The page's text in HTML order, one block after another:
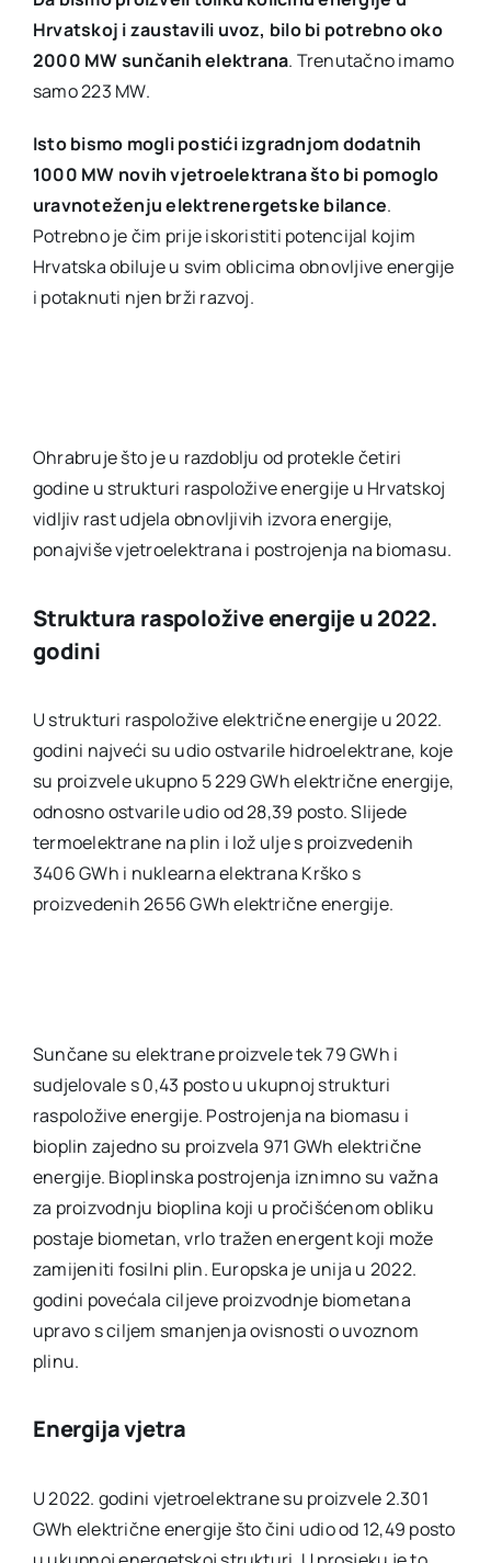
Hrvatskoj i zaustavili uvoz, bilo bi potrebno oko
2000 MW sunčanih elektrana. Trenutačno imamo
samo 223 MW.
Isto bismo mogli postići izgradnjom dodatnih
1000 MW novih vjetroelektrana što bi pomoglo
uravnoteženju elektrenergetske bilance.
Potrebno je čim prije iskoristiti potencijal kojim
Hrvatska obiluje u svim oblicima obnovljive energije
i potaknuti njen brži razvoj.
Ohrabruje što je u razdoblju od protekle četiri
godine u strukturi raspoložive energije u Hrvatskoj
vidljiv rast udjela obnovljivih izvora energije,
ponajviše vjetroelektrana i postrojenja na biomasu.
Struktura raspoložive energije u 2022.
godini
U strukturi raspoložive električne energije u 2022.
godini najveći su udio ostvarile hidroelektrane, koje
su proizvele ukupno 5 229 GWh električne energije,
odnosno ostvarile udio od 28,39 posto. Slijede
termoelektrane na plin i lož ulje s proizvedenih
3406 GWh i nuklearna elektrana Krško s
proizvedenih 2656 GWh električne energije.
Sunčane su elektrane proizvele tek 79 GWh i
sudjelovale s 0,43 posto u ukupnoj strukturi
raspoložive energije. Postrojenja na biomasu i
bioplin zajedno su proizvela 971 GWh električne
energije. Bioplinska postrojenja iznimno su važna
za proizvodnju bioplina koji u pročišćenom obliku
postaje biometan, vrlo tražen energent koji može
zamijeniti fosilni plin. Europska je unija u 2022.
godini povećala ciljeve proizvodnje biometana
upravo s ciljem smanjenja ovisnosti o uvoznom
plinu.
Energija vjetra
U 2022. godini vjetroelektrane su proizvele 2.301
GWh električne energije što čini udio od 12,49 posto